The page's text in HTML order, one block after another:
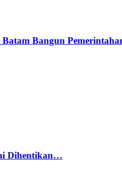
Batam Bangun
Dihentikan…